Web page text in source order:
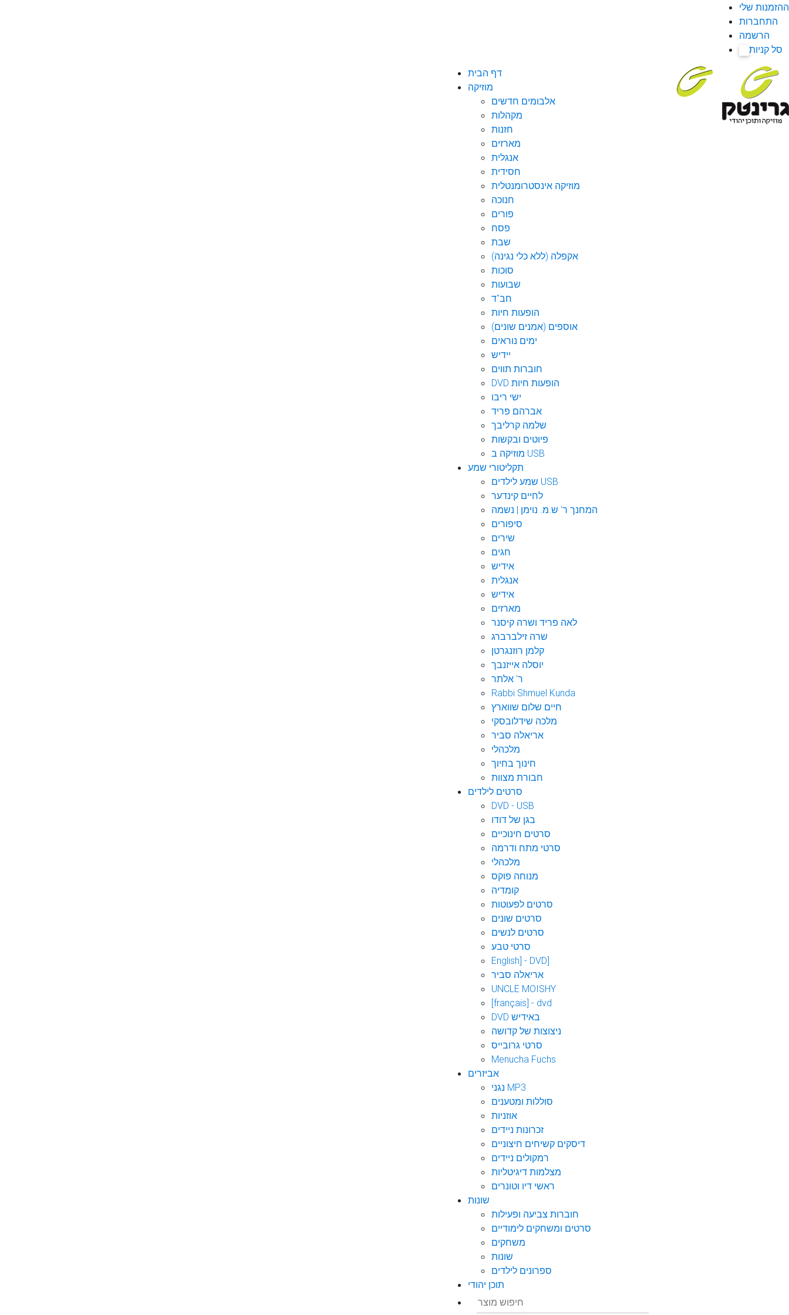
ההזמנות שלי
התחברות
הרשמה
סל קניות
דף הבית
מוזיקה
אלבומים חדשים
מקהלות
חזנות
מארזים
אנגלית
חסידית
מוזיקה אינסטרומנטלית
חנוכה
פורים
פסח
שבת
אקפלה (ללא כלי נגינה)
סוכות
שבועות
חב"ד
הופעות חיות
אוספים (אמנים שונים)
ימים נוראים
יידיש
חוברות תווים
DVD הופעות חיות
ישי ריבו
אברהם פריד
שלמה קרליבך
פיוטים ובקשות
מוזיקה ב USB
תקליטורי שמע
שמע לילדים USB
לחיים קינדער
המחנך ר' ש.מ. נוימן | נשמה
סיפורים
שירים
חגים
אידיש
אנגלית
אידיש
מארזים
לאה פריד ושרה קיסנר
שרה זילברברג
קלמן רוזנגרטן
יוסלה אייזנבך
ר' אלתר
Rabbi Shmuel Kunda
חיים שלום שווארץ
מלכה שידלובסקי
אריאלה סביר
מלכהלי
חינוך בחיוך
חבורת מצוות
סרטים לילדים
DVD - USB
בגן של דודו
סרטים חינוכיים
סרטי מתח ודרמה
מלכהלי
מנוחה פוקס
קומדיה
סרטים לפעוטות
סרטים שונים
סרטים לנשים
סרטי טבע
English] - DVD]
אריאלה סביר
UNCLE MOISHY
[français] - dvd
DVD באידיש
ניצוצות של קדושה
סרטי גרובייס
Menucha Fuchs
אביזרים
נגני MP3
סוללות ומטענים
אוזניות
זכרונות ניידים
דיסקים קשיחים חיצוניים
רמקולים ניידים
מצלמות דיגיטליות
ראשי דיו וטונרים
שונות
חוברות צביעה ופעילות
סרטים ומשחקים לימודיים
משחקים
שונות
ספרונים לילדים
תוכן יהודי